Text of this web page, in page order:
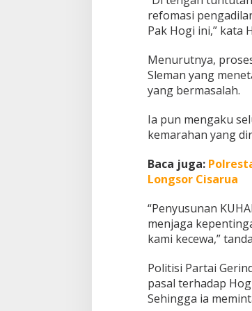
e
m
a
B
e
r
s
a
a
h
refomasi
Pak Hogi ini,” kata
Menurutnya,
Sleman yang
yang bermasalah.
Ia pun mengaku
kemarahan yang
Baca juga:
Longsor Cisarua
“Penyusunan
menjaga
kami kecewa,”
Politisi Partai
pasal terhadap
Sehingga ia